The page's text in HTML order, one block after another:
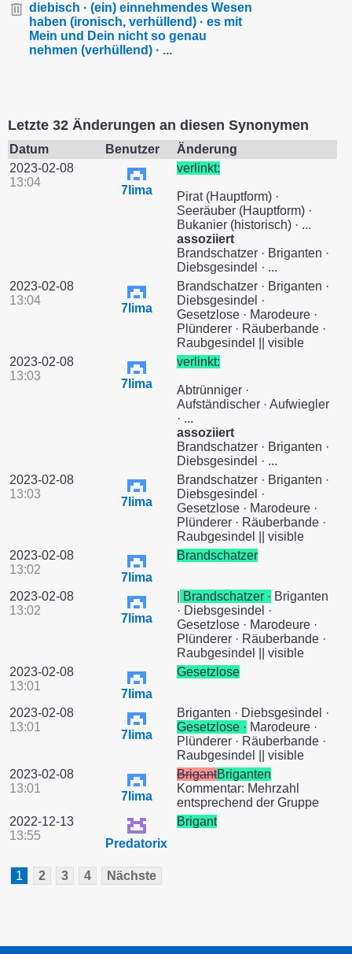
diebisch · (ein) einnehmendes Wesen
haben (ironisch, verhüllend) · es mit
Mein und Dein nicht so genau
nehmen (verhüllend) · ...
Letzte 32 Änderungen an diesen Synonymen
Datum Benutzer
Änderung
2023-02-08
13:04
7lima
verlinkt:
Pirat (Hauptform) ·
Seeräuber (Hauptform) ·
Bukanier (historisch) · ...
assoziiert
Brandschatzer · Briganten ·
Diebsgesindel · ...
2023-02-08
13:04
7lima
Brandschatzer · Briganten ·
Diebsgesindel ·
Gesetzlose · Marodeure ·
Plünderer · Räuberbande ·
Raubgesindel || visible
2023-02-08
13:03
7lima
verlinkt:
Abtrünniger ·
Aufständischer · Aufwiegler
· ...
assoziiert
Brandschatzer · Briganten ·
Diebsgesindel · ...
2023-02-08
13:03
7lima
Brandschatzer · Briganten ·
Diebsgesindel ·
Gesetzlose · Marodeure ·
Plünderer · Räuberbande ·
Raubgesindel || visible
2023-02-08
13:02
7lima
Brandschatzer
2023-02-08
13:02
7lima
Brandschatzer · Briganten
· Diebsgesindel ·
Gesetzlose · Marodeure ·
Plünderer · Räuberbande ·
Raubgesindel || visible
2023-02-08
13:01
7lima
Gesetzlose
2023-02-08
13:01
7lima
Briganten · Diebsgesindel ·
Gesetzlose · Marodeure ·
Plünderer · Räuberbande ·
Raubgesindel || visible
2023-02-08
13:01
7lima
BrigantBriganten
Kommentar: Mehrzahl
entsprechend der Gruppe
2022-12-13
13:55
Predatorix
Brigant
1 2 3 4 Nächste